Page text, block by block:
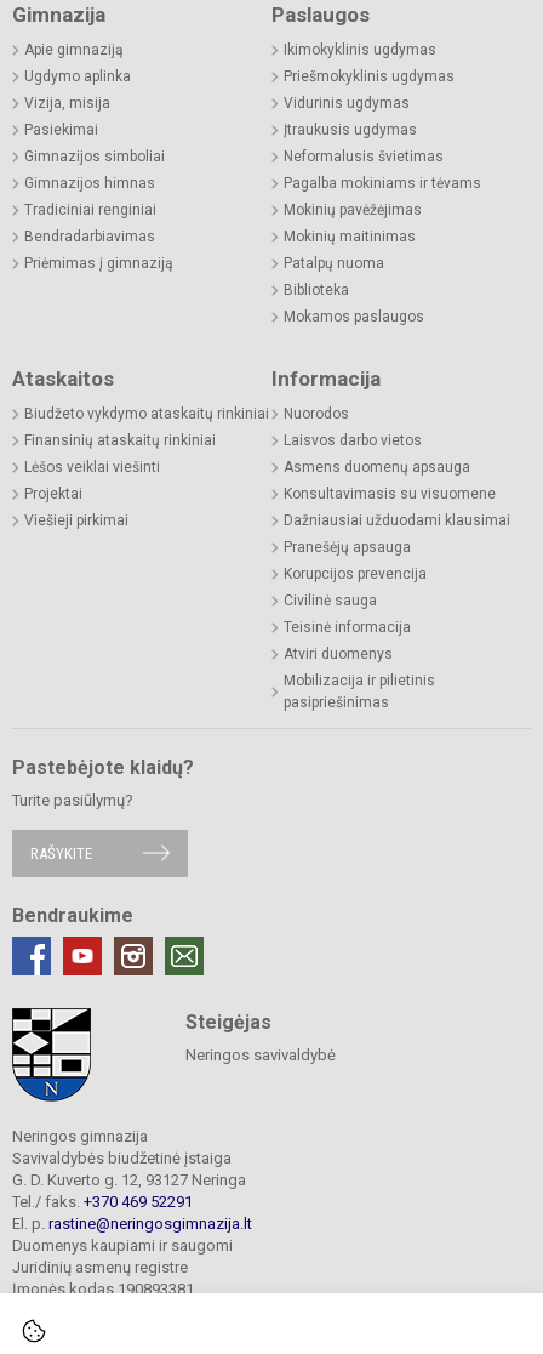
Gimnazija
Apie gimnaziją
Ugdymo aplinka
Vizija, misija
Pasiekimai
Gimnazijos simboliai
Gimnazijos himnas
Tradiciniai renginiai
Bendradarbiavimas
Priėmimas į gimnaziją
Paslaugos
Ikimokyklinis ugdymas
Priešmokyklinis ugdymas
Vidurinis ugdymas
Įtraukusis ugdymas
Neformalusis švietimas
Pagalba mokiniams ir tėvams
Mokinių pavėžėjimas
Mokinių maitinimas
Patalpų nuoma
Biblioteka
Mokamos paslaugos
Ataskaitos
Biudžeto vykdymo ataskaitų rinkiniai
Finansinių ataskaitų rinkiniai
Lėšos veiklai viešinti
Projektai
Viešieji pirkimai
Informacija
Nuorodos
Laisvos darbo vietos
Asmens duomenų apsauga
Konsultavimasis su visuomene
Dažniausiai užduodami klausimai
Pranešėjų apsauga
Korupcijos prevencija
Civilinė sauga
Teisinė informacija
Atviri duomenys
Mobilizacija ir pilietinis
pasipriešinimas
Pastebėjote klaidų?
Turite pasiūlymų?
RAŠYKITE
Bendraukime
Steigėjas
Neringos savivaldybė
Neringos gimnazija
Savivaldybės biudžetinė įstaiga
G. D. Kuverto g. 12, 93127 Neringa
Tel./ faks. +370 469 52291
El. p. rastine@neringosgimnazija.lt
Duomenys kaupiami ir saugomi
Juridinių asmenų registre
Įmonės kodas 190893381